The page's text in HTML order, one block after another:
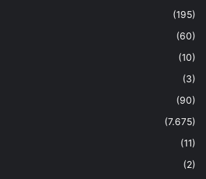
(195)
(60)
(10)
(3)
(90)
(7.675)
(11)
(2)